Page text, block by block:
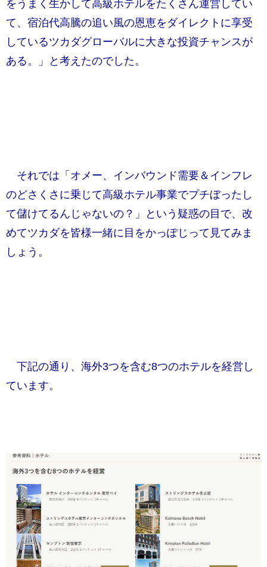
をうまく生かして高級ホテルをたくさん運営してい
て、宿泊代高騰の追い風の恩恵をダイレクトに享受
しているツカダグローバルに大きな投資チャンスが
ある。」と考えたのでした。
それでは「オメー、インバウンド需要＆インフレ
のどさくさに乗じて高級ホテル事業でプチぼったし
て儲けてるんじゃないの？」という疑惑の目で、改
めてツカダを皆様一緒に目をかっぽじって見てみま
しょう。
下記の通り、海外3つを含む8つのホテルを経営し
ています。